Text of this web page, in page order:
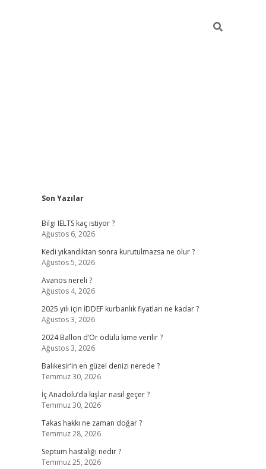
Sidebar
Son Yazılar
Bilgi IELTS kaç istiyor ?
Ağustos 6, 2026
Kedi yıkandıktan sonra kurutulmazsa ne olur ?
Ağustos 5, 2026
Avanos nereli ?
Ağustos 4, 2026
2025 yılı için İDDEF kurbanlık fiyatları ne kadar ?
Ağustos 3, 2026
2024 Ballon d’Or ödülü kime verilir ?
Ağustos 3, 2026
Balıkesir’in en güzel denizi nerede ?
Temmuz 30, 2026
İç Anadolu’da kışlar nasıl geçer ?
Temmuz 30, 2026
Takas hakkı ne zaman doğar ?
Temmuz 28, 2026
Septum hastalığı nedir ?
Temmuz 25, 2026
betciBetexper giriş adresi